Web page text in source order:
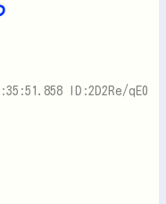
ID:2D2Re/qE0